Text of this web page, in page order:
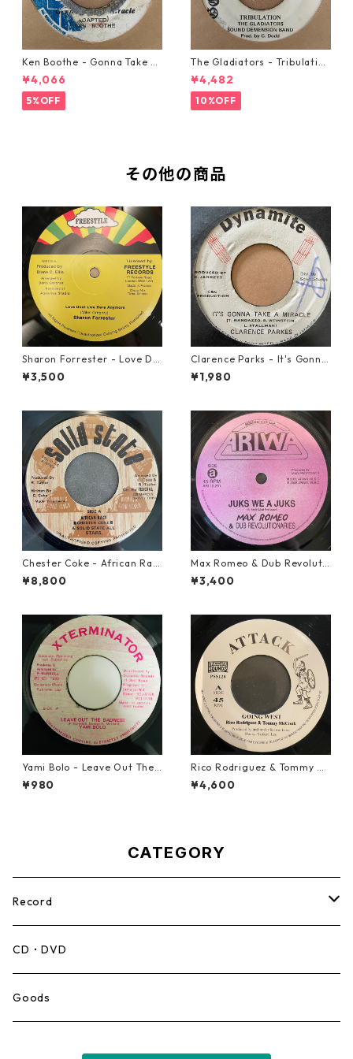
Ken Boothe - Gonna Take A
Miracle【7-21362】
¥4,066
5%OFF
The Gladiators - Tribulation
【7-21365】
¥4,482
10%OFF
その他の商品
Sharon Forrester - Love Do
n't Live Here Anymore【12-
50068】
¥3,500
Clarence Parks - It's Gonna
Take A Miracle【7-21096】
¥1,980
Chester Coke - African Rac
e【7-21819】
¥8,800
Max Romeo & Dub Revoluti
onaries - Juks We A Juks【1
0-90000】
¥3,400
Yami Bolo - Leave Out The
Badness 【7-10916】
¥980
Rico Rodriguez & Tommy Mc
Cook - Going West【7-2198
3】
¥4,600
CATEGORY
Record
Mento,Calypso,Ballad
Ska
CD・DVD
Goods